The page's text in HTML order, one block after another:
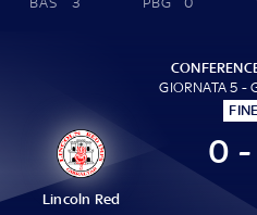
GIORNATA 5 -
FINE
Lincoln Red
0 -